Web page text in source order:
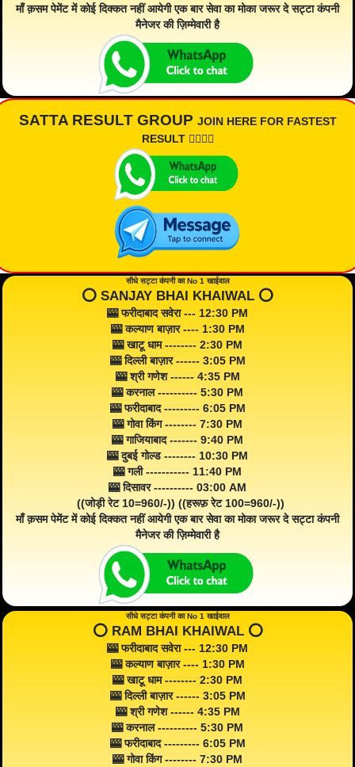
माँ क़सम पेमेंट में कोई दिक्कत नहीं आयेगी एक बार सेवा का मोका जरूर दे सट्टा कंपनी
मैनेजर की ज़िम्मेवारी है
SATTA RESULT GROUP JOIN HERE FOR FASTEST
RESULT 👇🏾👇🏾
सीधे सट्टा कंपनी का No 1 खाईवाल
⭕️ SANJAY BHAI KHAIWAL ⭕️
🎰 फरीदाबाद सवेरा --- 12:30 PM
🎰 कल्याण बाज़ार ---- 1:30 PM
🎰 खाटू धाम -------- 2:30 PM
🎰 दिल्ली बाज़ार ------ 3:05 PM
🎰 श्री गणेश ------ 4:35 PM
🎰 करनाल ---------- 5:30 PM
🎰 फरीदाबाद --------- 6:05 PM
🎰 गोवा किंग -------- 7:30 PM
🎰 गाजियाबाद ------- 9:40 PM
🎰 दुबई गोल्ड -------- 10:30 PM
🎰 गली ----------- 11:40 PM
🎰 दिसावर ---------- 03:00 AM
((जोड़ी रेट 10=960/-)) ((हरूफ़ रेट 100=960/-))
माँ क़सम पेमेंट में कोई दिक्कत नहीं आयेगी एक बार सेवा का मोका जरूर दे सट्टा कंपनी
मैनेजर की ज़िम्मेवारी है
सीधे सट्टा कंपनी का No 1 खाईवाल
⭕️ RAM BHAI KHAIWAL ⭕️
🎰 फरीदाबाद सवेरा --- 12:30 PM
🎰 कल्याण बाज़ार ---- 1:30 PM
🎰 खाटू धाम -------- 2:30 PM
🎰 दिल्ली बाज़ार ------ 3:05 PM
🎰 श्री गणेश ------ 4:35 PM
🎰 करनाल ---------- 5:30 PM
🎰 फरीदाबाद --------- 6:05 PM
🎰 गोवा किंग -------- 7:30 PM